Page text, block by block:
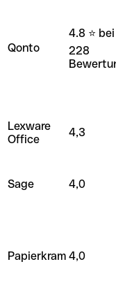
Qonto
4.8 ⭐️
228
Lexware
Office
4,3
Sage 4,0
Papierkram 4,0